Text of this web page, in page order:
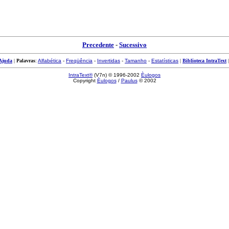
Precedente - Sucessivo
| Palavras: Alfabética - Freqüência - Invertidas - Tamanho - Estatísticas | Biblioteca IntraText|
IntraText®(V7n) © 1996-2002 Èulogos
Copyright Èulogos/ Paulus© 2002